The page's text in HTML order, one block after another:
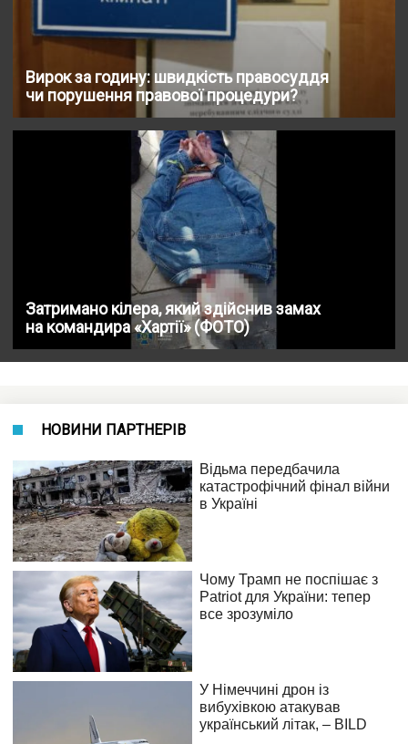
Вирок за годину: швидкість правосуддя
чи порушення правової процедури?
Затримано кілера, який здійснив замах
на командира «Хартії» (ФОТО)
НОВИНИ ПАРТНЕРІВ